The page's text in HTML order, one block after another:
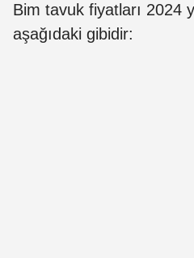
Bim tavuk fiyatları 2024
aşağıdaki gibidir: